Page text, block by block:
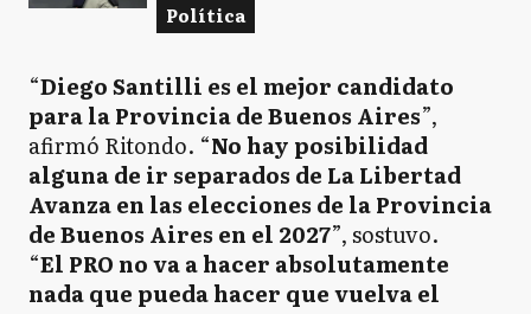
Política
“Diego Santilli es el mejor candidato
para la Provincia de Buenos Aires”,
afirmó Ritondo. “No hay posibilidad
alguna de ir separados de La Libertad
Avanza en las elecciones de la Provincia
de Buenos Aires en el 2027”, sostuvo.
“El PRO no va a hacer absolutamente
nada que pueda hacer que vuelva el